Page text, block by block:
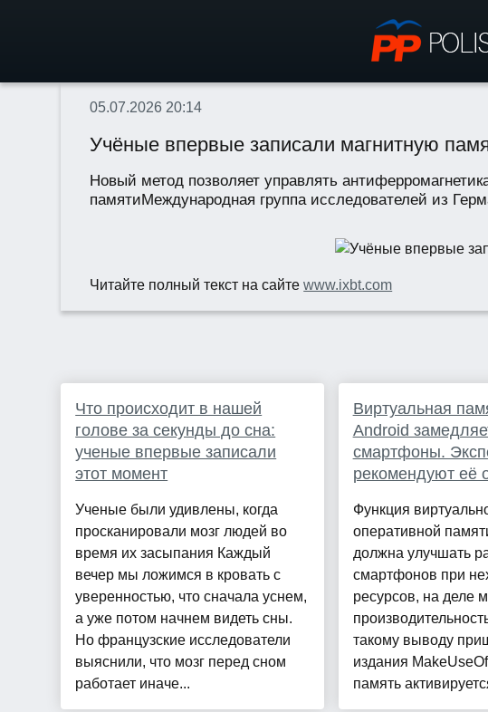
05.07.2026 20:14
Учёные впервые записали магнитную
Новый метод позволяет управлять
памятиМеждународная группа исследователей из
Читайте полный текст на сайтеwww.ixbt.com
Что происходит в нашей
голове за секунды до сна:
ученые впервые записали
этот момент
Ученые были удивлены, когда
просканировали мозг людей во
время их засыпания Каждый
вечер мы ложимся в кровать с
уверенностью, что сначала уснем,
а уже потом начнем видеть сны.
Но французские исследователи
выяснили, что мозг перед сном
работает иначе...
Виртуальная
Android
смартфоны.
рекомендуют её
Функция
оперативной
должна улучшать
смартфонов при
ресурсов, на деле
такому выводу
издания
память